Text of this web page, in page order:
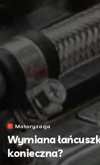
Motoryzacja
Wymiana
konieczna?